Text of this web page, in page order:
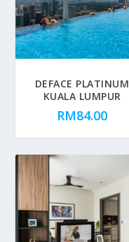
DEFACE PLATINUM
KUALA LUMPUR
RM84.00